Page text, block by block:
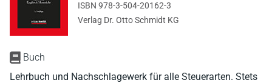
Buch
Lehrbuch und Nachschlagewerk für alle Steuerarten. Stets
ISBN 978-3-504-20162-3
Verlag Dr. Otto Schmidt KG